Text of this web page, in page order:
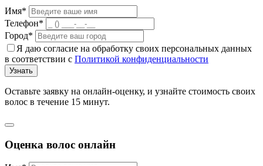
Имя*
Телефон*
Город*
Я даю согласие на обработку своих персональных данных
в соответствии с Политикой конфиденциальности
Узнать
Оставьте заявку на онлайн-оценку, и узнайте стоимость своих
волос в течение 15 минут.
Оценка волос онлайн